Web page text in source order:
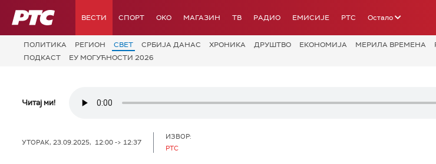
РТС ВЕСТИ СПОРТ OKO МАГАЗИН ТВ РАДИО ЕМИСИЈЕ РТС Остало
ПОЛИТИКА РЕГИОН СВЕТ СРБИЈА ДАНАС ХРОНИКА ДРУШТВО ЕКОНОМИЈА МЕРИЛА ВРЕМЕНА
ПОДКАСТ
ЕУ МОГУЋНОСТИ 2026
Читај ми!
УТОРАК, 23.09.2025, 12:00 -> 12:37
ИЗВОР:
РТС